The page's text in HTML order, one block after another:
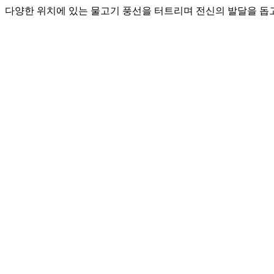
다양한 위치에 있는 물고기 풍선을 터트리며 전신의 발달을 돕